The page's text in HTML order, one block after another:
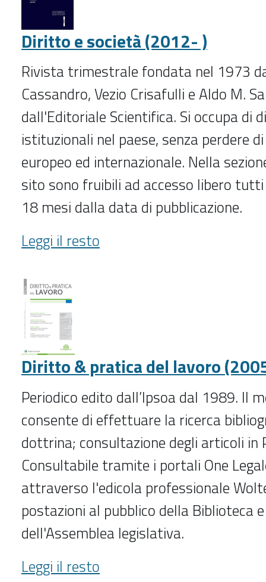
Diritto e società (2012- )
Rivista trimestrale fondata nel 1973
Cassandro, Vezio Crisafulli e Aldo M.
dall'Editoriale Scientifica. Si occupa di
istituzionali nel paese, senza perdere
europeo ed internazionale. Nella
sito sono fruibili ad accesso libero
18 mesi dalla data di pubblicazione.
Diritto
e
(2012-
Leggi il resto
Diritto & pratica del lavoro
Periodico edito dall’Ipsoa dal 1989. Il
consente di effettuare la ricerca
dottrina; consultazione degli articoli in
Consultabile tramite i portali One
attraverso l'edicola professionale
postazioni al pubblico della Biblioteca
dell'Assemblea legislativa.
Diritto
&
Leggi il resto